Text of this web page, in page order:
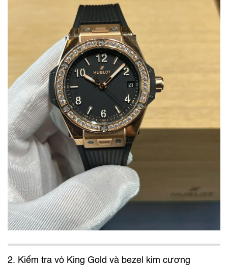
2. Kiểm tra vỏ King Gold và bezel kim cương